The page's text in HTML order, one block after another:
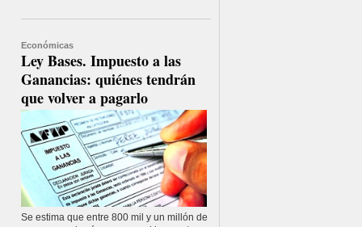
Económicas
Ley Bases. Impuesto a las
Ganancias: quiénes tendrán
que volver a pagarlo
Se estima que entre 800 mil y un millón de